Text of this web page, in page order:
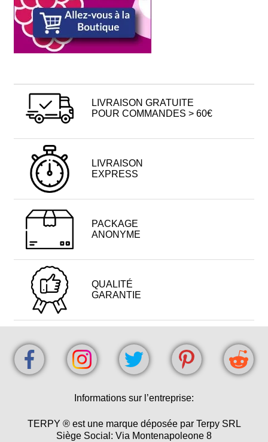
LIVRAISON GRATUITE
POUR COMMANDES > 60€
LIVRAISON
EXPRESS
PACKAGE
ANONYME
QUALITÉ
GARANTIE
Informations sur l’entreprise:
TERPY ® est une marque déposée par Terpy SRL
Siège Social: Via Montenapoleone 8